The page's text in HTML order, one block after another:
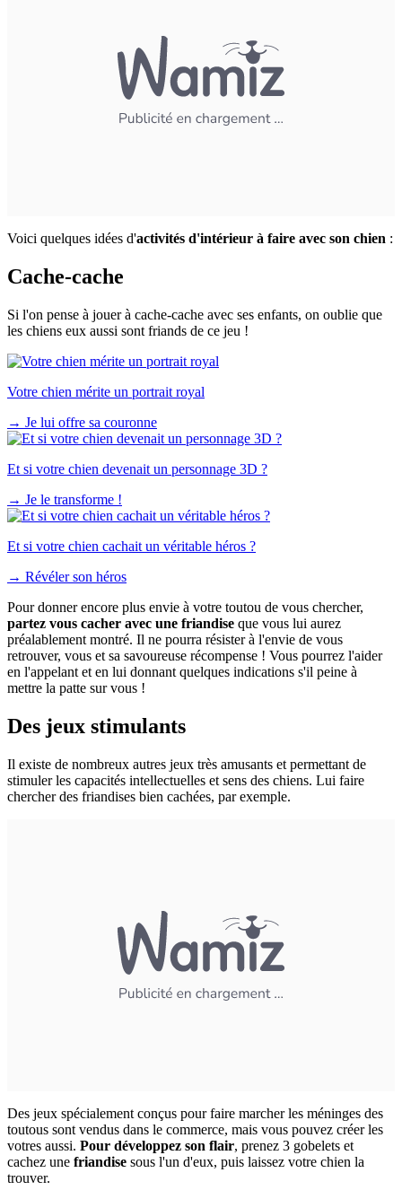
Voici quelques idées d'activités d'intérieur à faire avec son chien :
Cache-cache
Si l'on pense à jouer à cache-cache avec ses enfants, on oublie que
les chiens eux aussi sont friands de ce jeu !
Votre chien mérite un portrait royal
→ Je lui offre sa couronne
Et si votre chien devenait un personnage 3D ?
→ Je le transforme !
Et si votre chien cachait un véritable héros ?
→ Révéler son héros
Pour donner encore plus envie à votre toutou de vous chercher,
partez vous cacher avec une friandise que vous lui aurez
préalablement montré. Il ne pourra résister à l'envie de vous
retrouver, vous et sa savoureuse récompense ! Vous pourrez l'aider
en l'appelant et en lui donnant quelques indications s'il peine à
mettre la patte sur vous !
Des jeux stimulants
Il existe de nombreux autres jeux très amusants et permettant de
stimuler les capacités intellectuelles et sens des chiens. Lui faire
chercher des friandises bien cachées, par exemple.
Des jeux spécialement conçus pour faire marcher les méninges des
toutous sont vendus dans le commerce, mais vous pouvez créer les
votres aussi. Pour développez son flair, prenez 3 gobelets et
cachez une friandise sous l'un d'eux, puis laissez votre chien la
trouver.